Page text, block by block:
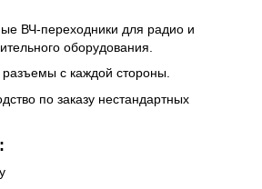
ВЧ-переходники для радио и
оборудования.
с каждой стороны.
по заказу нестандартных